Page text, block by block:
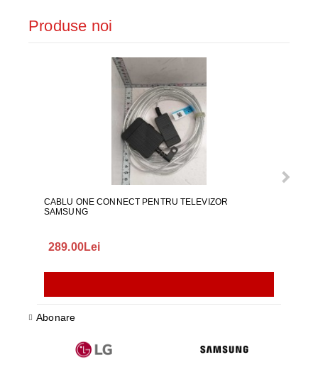
Produse noi
CABLU ONE CONNECT PENTRU TELEVIZOR
SAMSUNG
289.00Lei
Abonare